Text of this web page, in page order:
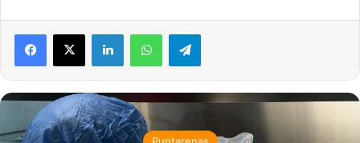
LinkedInWhatsAppTelegram